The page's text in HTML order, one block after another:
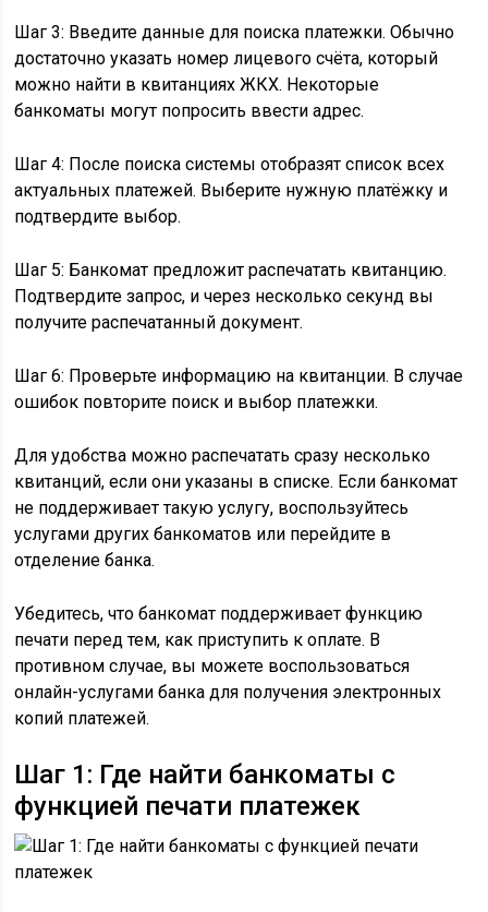
Шаг 3: Введите данные для поиска платежки. Обычно
достаточно указать номер лицевого счёта, который
можно найти в квитанциях ЖКХ. Некоторые
банкоматы могут попросить ввести адрес.
Шаг 4: После поиска системы отобразят список всех
актуальных платежей. Выберите нужную платёжку и
подтвердите выбор.
Шаг 5: Банкомат предложит распечатать квитанцию.
Подтвердите запрос, и через несколько секунд вы
получите распечатанный документ.
Шаг 6: Проверьте информацию на квитанции. В случае
ошибок повторите поиск и выбор платежки.
Для удобства можно распечатать сразу несколько
квитанций, если они указаны в списке. Если банкомат
не поддерживает такую услугу, воспользуйтесь
услугами других банкоматов или перейдите в
отделение банка.
Убедитесь, что банкомат поддерживает функцию
печати перед тем, как приступить к оплате. В
противном случае, вы можете воспользоваться
онлайн-услугами банка для получения электронных
копий платежей.
Шаг 1: Где найти банкоматы с
функцией печати платежек